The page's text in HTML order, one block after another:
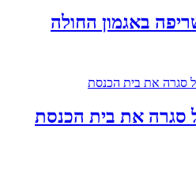
באגמון החולה
סגרה את בית הכנסת